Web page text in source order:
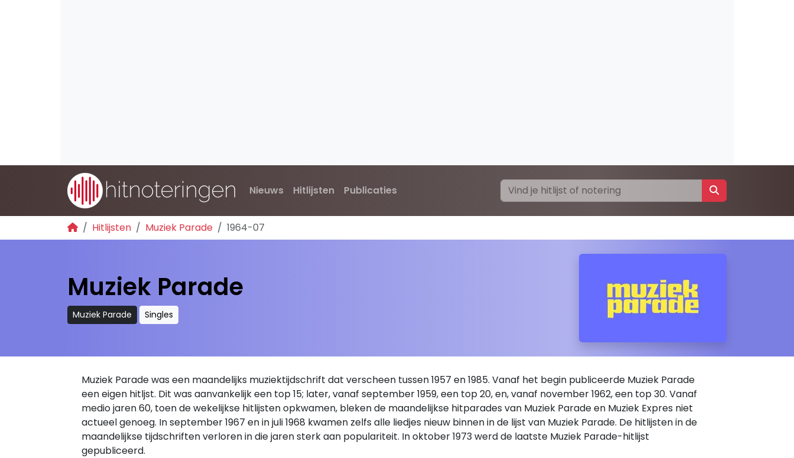
Nieuws Hitlijsten Publicaties
Hitlijsten Muziek Parade 1964-07
Muziek Parade
Muziek Parade Singles
Muziek Parade was een maandelijks muziektijdschrift dat verscheen tussen 1957 en 1985. Vanaf het begin publiceerde Muziek Parade
een eigen hitljst. Dit was aanvankelijk een top 15; later, vanaf september 1959, een top 20, en, vanaf november 1962, een top 30. Vanaf
medio jaren 60, toen de wekelijkse hitlijsten opkwamen, bleken de maandelijkse hitparades van Muziek Parade en Muziek Expres niet
actueel genoeg. In september 1967 en in juli 1968 kwamen zelfs alle liedjes nieuw binnen in de lijst van Muziek Parade. De hitlijsten in de
maandelijkse tijdschriften verloren in die jaren sterk aan populariteit. In oktober 1973 werd de laatste Muziek Parade-hitlijst
gepubliceerd.